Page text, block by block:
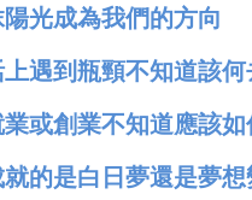
光成為我們的方向
遇到瓶頸不知道該何
或創業不知道應該如
的是白日夢還是夢想